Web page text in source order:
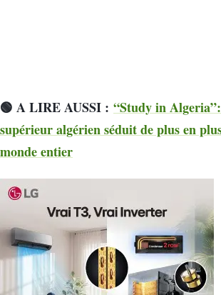
🟢 A LIRE AUSSI : “Study in
supérieur algérien séduit de plus en
monde entier